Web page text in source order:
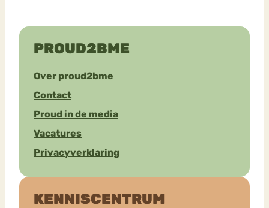
PROUD2BME
Over proud2bme
Contact
Proud in de media
Vacatures
Privacyverklaring
KENNISCENTRUM